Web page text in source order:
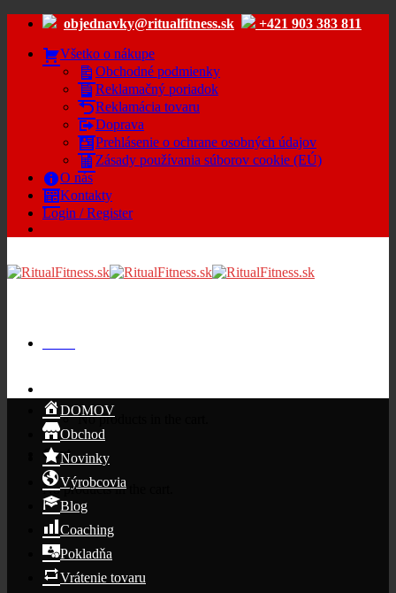
Skip
content
objednavky@ritualfitness.sk
+421 903 383 811
Všetko o nákupe
Obchodné podmienky
Reklamačný poriadok
Reklamácia tovaru
Doprava
Prehlásenie o ochrane osobných údajov
Zásady používania súborov cookie (EÚ)
O nás
Kontakty
Login / Register
No products in the cart.
Cart
No products in the cart.
DOMOV
Obchod
Novinky
Výrobcovia
Blog
Coaching
Pokladňa
Vrátenie tovaru